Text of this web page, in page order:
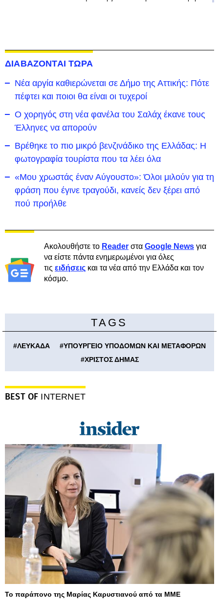
ΔΙΑΒΑΖΟΝΤΑΙ ΤΩΡΑ
Νέα αργία καθιερώνεται σε Δήμο της Αττικής: Πότε
πέφτει και ποιοι θα είναι οι τυχεροί
Ο χορηγός στη νέα φανέλα του Σαλάχ έκανε τους
Έλληνες να απορούν
Βρέθηκε το πιο μικρό βενζινάδικο της Ελλάδας: Η
φωτογραφία τουρίστα που τα λέει όλα
«Μου χρωστάς έναν Αύγουστο»: Όλοι μιλούν για τη
φράση που έγινε τραγούδι, κανείς δεν ξέρει από
πού προήλθε
Ακολουθήστε το Reader στα Google News για
να είστε πάντα ενημερωμένοι για όλες
τις ειδήσεις και τα νέα από την Ελλάδα και τον
κόσμο.
TAGS
#ΛΕΥΚΑΔΑ #ΥΠΟΥΡΓΕΙΟ ΥΠΟΔΟΜΩΝ ΚΑΙ ΜΕΤΑΦΟΡΩΝ
#ΧΡΙΣΤΟΣ ΔΗΜΑΣ
BEST OF INTERNET
Το παράπονο της Μαρίας Καρυστιανού από τα ΜΜΕ